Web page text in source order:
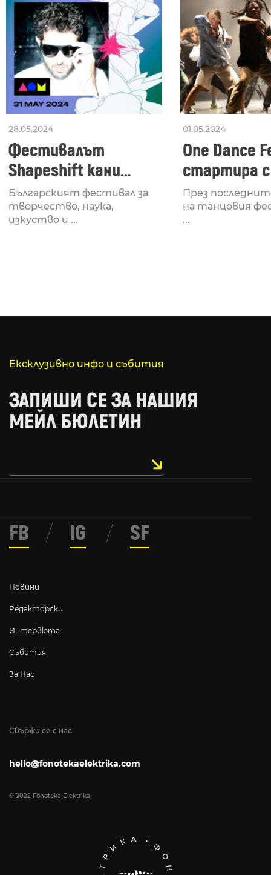
28.05.2024
Фестивалът
Shapeshift кани
Fabrizio Mammarella
за откриването си
Българският фестивал за
творчество, наука,
изкуство и ...
01.05.2024
One Dance
стартира
Lucid,
рейв
През
на танцовия
...
Ексклузивно инфо и събития
ЗАПИШИ СЕ ЗА НАШИЯ
МЕЙЛ БЮЛЕТИН
Свържи се с нас
hello@fonotekaelektrika.com
© 2022 Fonoteka Elektrika
Новини
Редакторски
Интервюта
Събития
За Нас
FB / IG / SF